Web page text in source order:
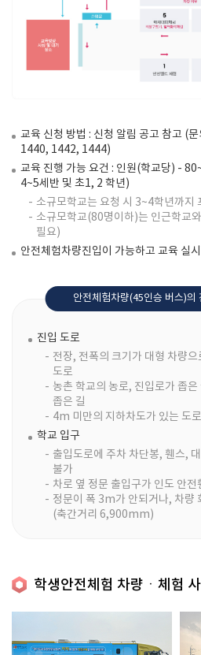
교육 신청 방법 : 신청 알림 공고 참고 (
1440, 1442, 1444)
교육 진행 가능 요건 : 인원(학교당) -
4~5세반 및 초1, 2 학년)
소규모학교는 요청 시 3~4학년까지
소규모학교(80명이하)는 인근학교
필요)
안전체험차량진입이 가능하고 교육 실
안전체험차량(45인승 버스)의
진입 도로
전장, 전폭의 크기가 대형 차량
도로
농촌 학교의 농로, 진입로가 좁
좁은 길
4m 미만의 지하차도가 있는 도로
학교 입구
출입도로에 주차 차단봉, 휀스,
불가
차로 옆 정문 출입구가 인도 안전
정문이 폭 3m가 안되거나, 차량
(축간거리 6,900mm)
학생안전체험 차량ㆍ체험